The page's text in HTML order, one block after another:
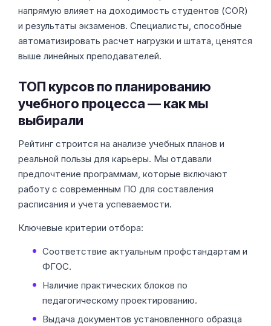
напрямую влияет на доходимость студентов (COR)
и результаты экзаменов. Специалисты, способные
автоматизировать расчет нагрузки и штата, ценятся
выше линейных преподавателей.
ТОП курсов по планированию
учебного процесса — как мы
выбирали
Рейтинг строится на анализе учебных планов и
реальной пользы для карьеры. Мы отдавали
предпочтение программам, которые включают
работу с современным ПО для составления
расписания и учета успеваемости.
Ключевые критерии отбора:
Соответствие актуальным профстандартам и
ФГОС.
Наличие практических блоков по
педагогическому проектированию.
Выдача документов установленного образца